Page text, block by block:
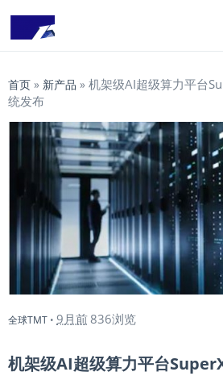
首页 » 新产品 » 机架级AI超级算力平台
统发布
全球TMT • 9月前836浏览
机架级AI超级算力平台